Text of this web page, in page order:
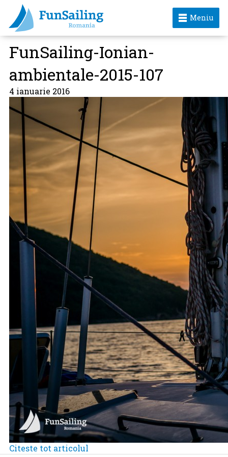
Meniu
FunSailing-Ionian-
ambientale-2015-107
4 ianuarie 2016
Citeste tot articolul